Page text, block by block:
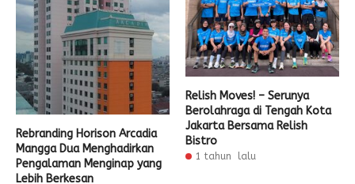
Rebranding Horison Arcadia
Mangga Dua Menghadirkan
Pengalaman Menginap yang
Lebih Berkesan
Relish Moves! – Serunya
Berolahraga di Tengah Kota
Jakarta Bersama Relish
Bistro
1 tahun lalu